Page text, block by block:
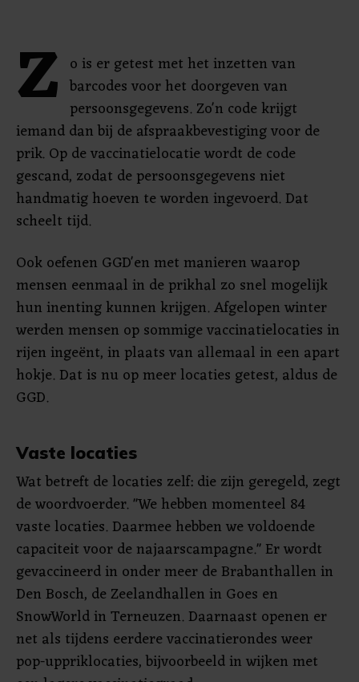
Z o is er getest met het inzetten van
barcodes voor het doorgeven van
persoonsgegevens. Zo'n code krijgt
iemand dan bij de afspraakbevestiging voor de
prik. Op de vaccinatielocatie wordt de code
gescand, zodat de persoonsgegevens niet
handmatig hoeven te worden ingevoerd. Dat
scheelt tijd.
Ook oefenen GGD'en met manieren waarop
mensen eenmaal in de prikhal zo snel mogelijk
hun inenting kunnen krijgen. Afgelopen winter
werden mensen op sommige vaccinatielocaties in
rijen ingeënt, in plaats van allemaal in een apart
hokje. Dat is nu op meer locaties getest, aldus de
GGD.
Vaste locaties
Wat betreft de locaties zelf: die zijn geregeld, zegt
de woordvoerder. "We hebben momenteel 84
vaste locaties. Daarmee hebben we voldoende
capaciteit voor de najaarscampagne." Er wordt
gevaccineerd in onder meer de Brabanthallen in
Den Bosch, de Zeelandhallen in Goes en
SnowWorld in Terneuzen. Daarnaast openen er
net als tijdens eerdere vaccinatierondes weer
pop-uppriklocaties, bijvoorbeeld in wijken met